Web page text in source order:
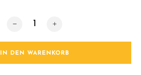
Dosenkerze / Roses Menge
IN DEN WARENKORB